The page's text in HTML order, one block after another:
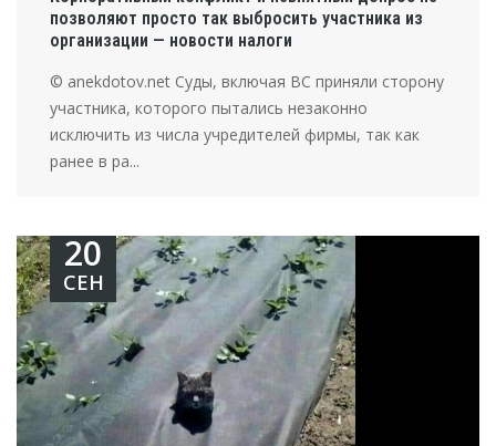
позволяют просто так выбросить участника из
организации — новости налоги
© anekdotov.net Суды, включая ВС приняли сторону
участника, которого пытались незаконно
исключить из числа учредителей фирмы, так как
ранее в ра...
20
СЕН